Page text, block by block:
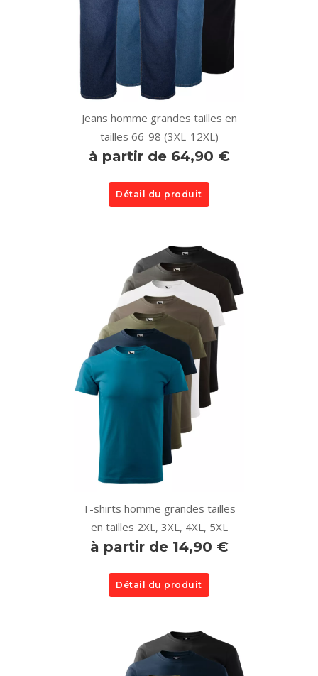
Jeans homme grandes tailles en
tailles 66-98 (3XL-12XL)
à partir de 64,90 €
Détail du produit
T-shirts homme grandes tailles
en tailles 2XL, 3XL, 4XL, 5XL
à partir de 14,90 €
Détail du produit